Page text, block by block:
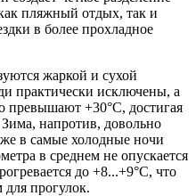
пляжный отдых, так и
в более прохладное
жаркой и сухой
практически исключены, а
превышают +30°C, достигая
Зима, напротив, довольно
в самые холодные ночи
в среднем не опускается
до +8...+9°C, что
прогулок.